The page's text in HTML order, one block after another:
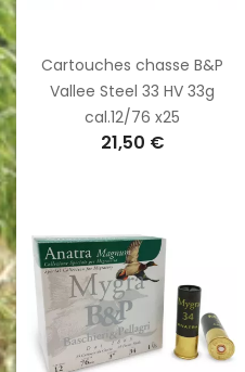
Cartouches chasse B&P
Vallee Steel 33 HV 33g
cal.12/76 x25
21,50 €